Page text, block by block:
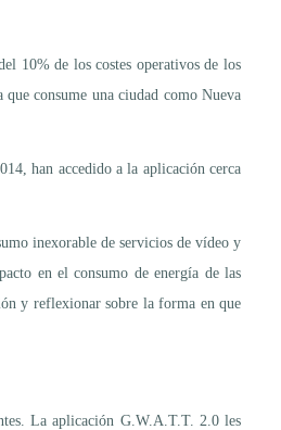
10% de los costes operativos de los
consume una ciudad como Nueva
han accedido a la aplicación cerca
inexorable de servicios de vídeo y
en el consumo de energía de las
y reflexionar sobre la forma en que
La aplicación G.W.A.T.T. 2.0 les